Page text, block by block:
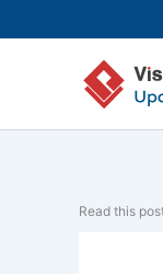
к
содержимому
Read this